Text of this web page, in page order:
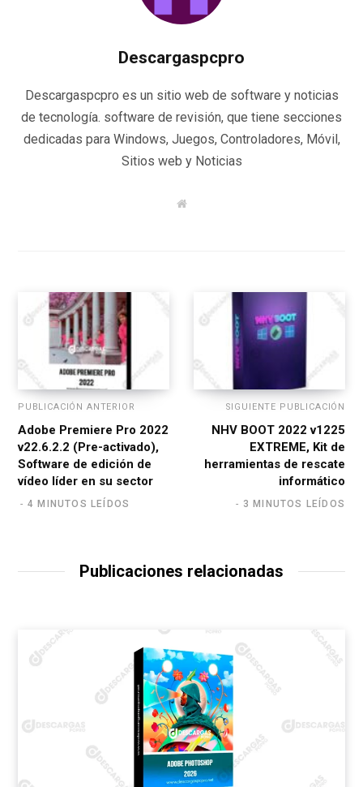
Descargaspcpro
Descargaspcpro es un sitio web de software y noticias
de tecnología. software de revisión, que tiene secciones
dedicadas para Windows, Juegos, Controladores, Móvil,
Sitios web y Noticias
W
PUBLICACIÓN ANTERIOR
Adobe Premiere Pro 2022
v22.6.2.2 (Pre-activado),
Software de edición de
vídeo líder en su sector
4 MINUTOS LEÍDOS
SIGUIENTE PUBLICACIÓN
NHV BOOT 2022 v1225
EXTREME, Kit de
herramientas de rescate
informático
3 MINUTOS LEÍDOS
Publicaciones relacionadas